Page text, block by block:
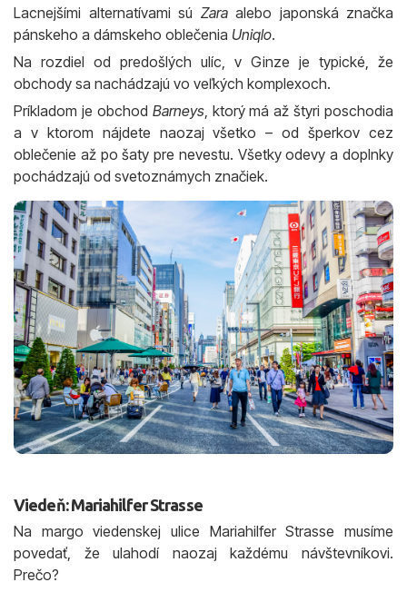
Lacnejšími alternatívami sú Zaraalebo japonská značka
pánskeho a dámskeho oblečenia Uniqlo.
Na rozdiel od predošlých ulíc, v Ginze je typické, že
obchody sa nachádzajú vo veľkých komplexoch.
Príkladom je obchod Barneys, ktorý má až štyri poschodia
a v ktorom nájdete naozaj všetko – od šperkov cez
oblečenie až po šaty pre nevestu. Všetky odevy a doplnky
pochádzajú od svetoznámych značiek.
Viedeň: Mariahilfer Strasse
Na margo viedenskej ulice Mariahilfer Strasse musíme
povedať, že ulahodí naozaj každému návštevníkovi.
Prečo?